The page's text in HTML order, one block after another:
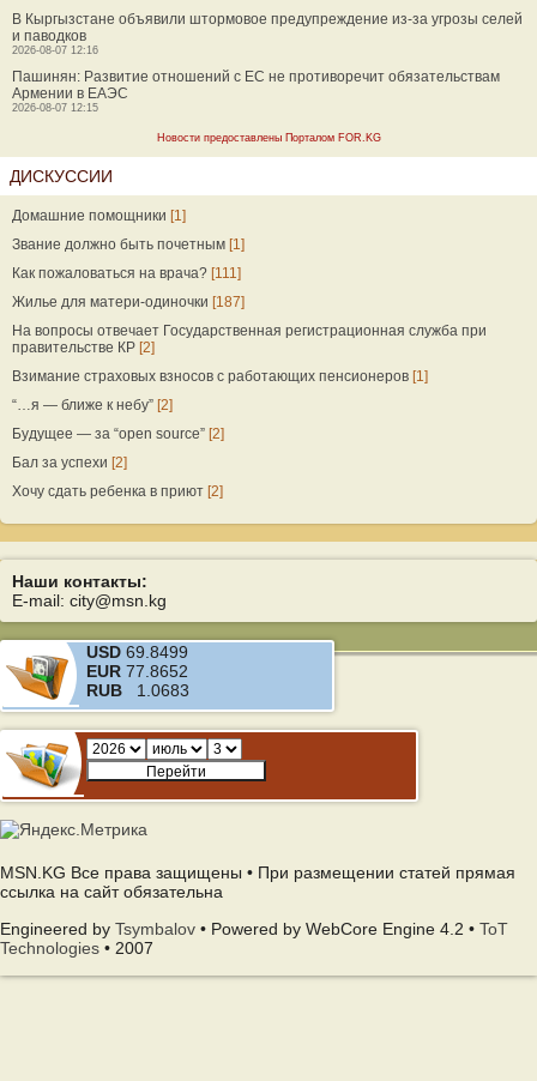
В Кыргызстане объявили штормовое предупреждение из-за угрозы селей
и паводков
2026-08-07 12:16
Пашинян: Развитие отношений с ЕС не противоречит обязательствам
Армении в ЕАЭС
2026-08-07 12:15
Новости предоставлены Порталом FOR.KG
ДИСКУССИИ
Домашние помощники [1]
Звание должно быть почетным [1]
Как пожаловаться на врача? [111]
Жилье для матери-одиночки [187]
На вопросы отвечает Государственная регистрационная служба при
правительстве КР [2]
Взимание страховых взносов с работающих пенсионеров [1]
“…я — ближе к небу” [2]
Будущее — за “open source” [2]
Бал за успехи [2]
Хочу сдать ребенка в приют [2]
Наши контакты:
E-mail: city@msn.kg
USD 69.8499
EUR 77.8652
RUB 1.0683
MSN.KG Все права защищены • При размещении статей прямая
ссылка на сайт обязательна
Engineered by Tsymbalov • Powered by WebCore Engine 4.2 • ToT
Technologies • 2007